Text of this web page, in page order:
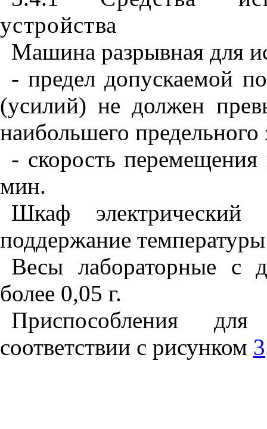
устройства
Машина разрывная для
- предел допускаемой
(усилий) не должен
наибольшего
- скорость
мин.
Шкаф электрический
поддержание
Весы лабораторные с
более 0,05 г.
Приспособления
соответствии с рисунком 3